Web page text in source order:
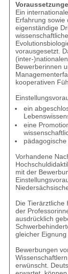
Ein
Erfahrung sowie
eigenständige
vorausgesetzt.
(inter-
Bewerberinnen
kooperativen
ein
eine
Vorhandene
mit der
Die Tierärztliche
der
ausdrücklich
gleicher
Bewerbungen
erwünscht.